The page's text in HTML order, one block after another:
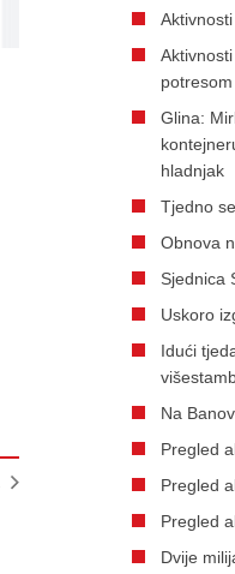
Glina:
hladnjak
Tjedno
Obnova
Sjednica
Uskoro
Idući
Na
Pregled
Pregled
Pregled
Dvije